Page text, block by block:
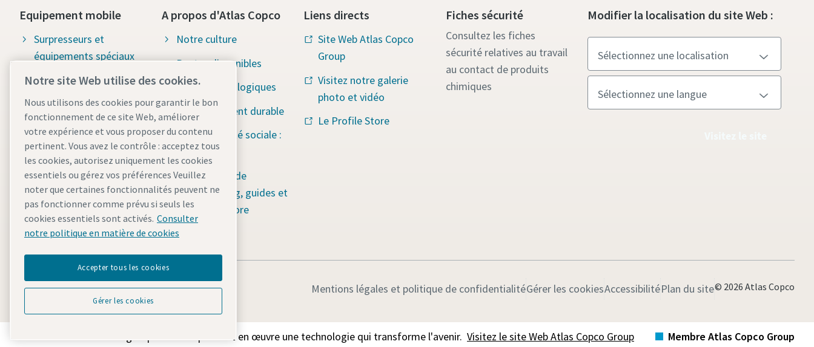
Equipement mobile
Surpresseurs et
équipements spéciaux
Outils de construction
Pompes d'assèchement
Systèmes de stockage
d'énergie
Mâts d'éclairage
Compresseurs d'air
mobiles
Générateurs
A propos d'Atlas Copco
Notre culture
Postes disponibles
Solutions écologiques
Développement durable
Responsabilité sociale :
Water for All
Plate-forme de
contenu : blog, guides et
bien plus encore
Liens directs
Site Web Atlas Copco
Group
Visitez notre galerie
photo et vidéo
Le Profile Store
Fiches sécurité
Consultez les fiches
sécurité relatives au travail
au contact de produits
chimiques
Modifier la localisation du site Web :
Mentions légales et politique de confidentialitéGérer les cookiesAccessibilitéPlan du site© 2026 Atlas Copco
Découvrez comment le groupe Atlas Copco met en œuvre une technologie qui transforme l'avenir. Visitez le site Web Atlas Copco Group Membre Atlas Copco Group
Notre site Web utilise des cookies.
Nous utilisons des cookies pour garantir le bon
fonctionnement de ce site Web, améliorer
votre expérience et vous proposer du contenu
pertinent. Vous avez le contrôle : acceptez tous
les cookies, autorisez uniquement les cookies
essentiels ou gérez vos préférences Veuillez
noter que certaines fonctionnalités peuvent ne
pas fonctionner comme prévu si seuls les
cookies essentiels sont activés. Consulter
notre politique en matière de cookies
Accepter tous les cookies
Gérer les cookies